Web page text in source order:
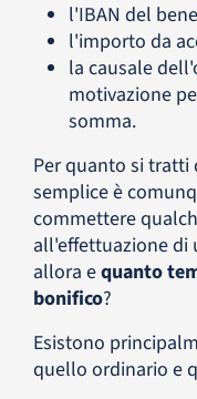
l'IBAN del
l'importo da
la causale
motivazione
somma.
Per quanto si
semplice è
commettere
all'effettuazione di
allora equanto
bonifico?
Esistono
quello ordinario e